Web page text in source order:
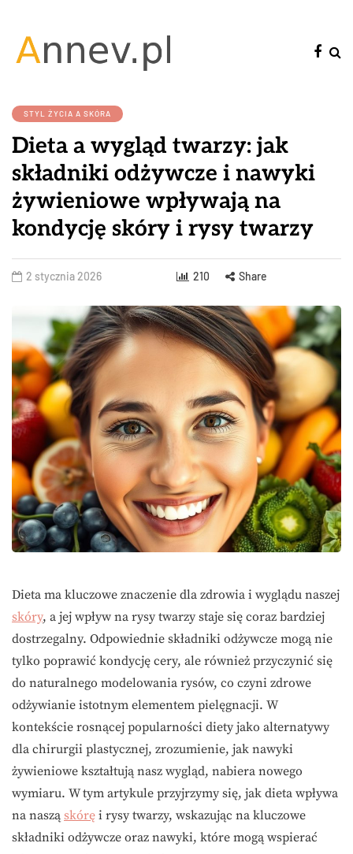
STYL ŻYCIA A SKÓRA
Dieta a wygląd twarzy: jak
składniki odżywcze i nawyki
żywieniowe wpływają na
kondycję skóry i rysy twarzy
2 stycznia 2026 210 Share
Dieta ma kluczowe znaczenie dla zdrowia i wyglądu naszej
skóry, a jej wpływ na rysy twarzy staje się coraz bardziej
dostrzegalny. Odpowiednie składniki odżywcze mogą nie
tylko poprawić kondycję cery, ale również przyczynić się
do naturalnego modelowania rysów, co czyni zdrowe
odżywianie istotnym elementem pielęgnacji. W
kontekście rosnącej popularności diety jako alternatywy
dla chirurgii plastycznej, zrozumienie, jak nawyki
żywieniowe kształtują nasz wygląd, nabiera nowego
wymiaru. W tym artykule przyjrzymy się, jak dieta wpływa
na naszą skórę i rysy twarzy, wskazując na kluczowe
składniki odżywcze oraz nawyki, które mogą wspierać